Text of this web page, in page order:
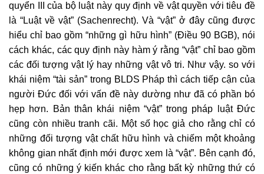
quyển III của bộ luật này quy định về vật quyền với tiêu đề
là “Luật về vật” (Sachenrecht). Và “vật” ở đây cũng được
hiểu chỉ bao gồm “những gì hữu hình” (Điều 90 BGB), nói
cách khác, các quy định này hàm ý rằng “vật” chỉ bao gồm
các đối tượng vật lý hay những vật vô tri. Như vậy. so với
khái niệm “tài sản” trong BLDS Pháp thì cách tiếp cận của
người Đức đối với vấn đề này dường như đã có phần bó
hẹp hơn. Bản thân khái niệm “vật” trong pháp luật Đức
cũng còn nhiều tranh cãi. Một số học giả cho rằng chỉ có
những đối tượng vật chất hữu hình và chiếm một khoảng
không gian nhất định mới được xem là “vật”. Bên cạnh đó,
cũng có những ý kiến khác cho rằng bất kỳ những thứ có